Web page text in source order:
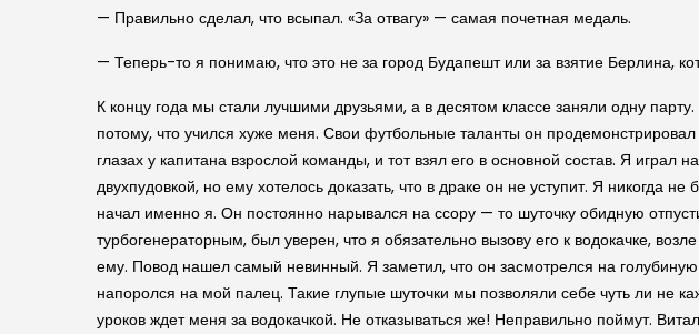
— Правильно сделал, что всыпал. «За отвагу» — самая почетная медаль.
— Теперь-то я понимаю, что это не за город Будапешт или за взятие Берлина,
К концу года мы стали лучшими друзьями, а в десятом классе заняли одну
потому, что учился хуже меня. Свои футбольные таланты он
глазах у капитана взрослой команды, и тот взял его в основной состав. Я
двухпудовкой, но ему хотелось доказать, что в драке он не уступит. Я никогда
начал именно я. Он постоянно нарывался на ссору — то шуточку обидную
турбогенераторным, был уверен, что я обязательно вызову его к водокачке,
ему. Повод нашел самый невинный. Я заметил, что он засмотрелся на
напоролся на мой палец. Такие глупые шуточки мы позволяли себе чуть ли не
уроков ждет меня за водокачкой. Не отказываться же! Неправильно поймут.